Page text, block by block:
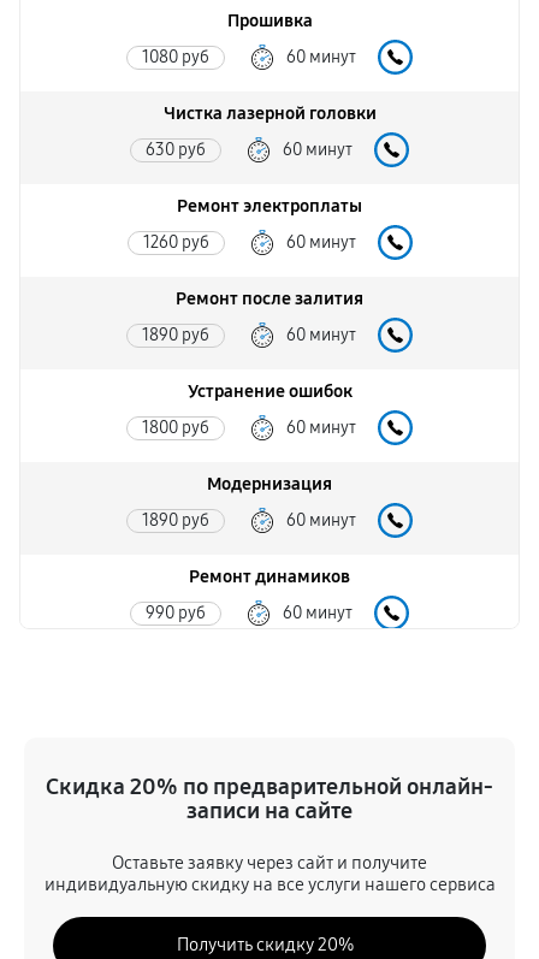
Прошивка
1080 руб 60 минут
Чистка лазерной головки
630 руб 60 минут
Ремонт электроплаты
1260 руб 60 минут
Ремонт после залития
1890 руб 60 минут
Устранение ошибок
1800 руб 60 минут
Модернизация
1890 руб 60 минут
Ремонт динамиков
990 руб 60 минут
330 руб 60 минут
Замена дисплея (экрана)
1530 руб 60 минут
Замена датчика
Скидка 20% по предварительной онлайн-
записи на сайте
Оставьте заявку через сайт и получите
индивидуальную скидку на все услуги нашего сервиса
Получить скидку 20%